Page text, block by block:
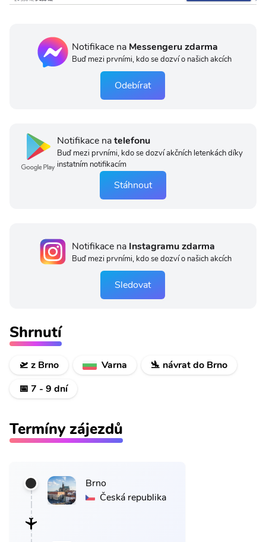
Notifikace na Messengeru zdarma
Buď mezi prvními, kdo se dozví o našich akcích
Odebírat
Notifikace natelefonu
Buď mezi prvními, kdo se dozví akčních letenkách díky
instatním notifikacím
Stáhnout
Notifikace na Instagramu zdarma
Buď mezi prvními, kdo se dozví o našich akcích
Sledovat
Shrnutí
🛫 z Brno Varna
🛬 návrat do Brno
📅 7 - 9 dní
Termíny zájezdů
Brno
Česká republika